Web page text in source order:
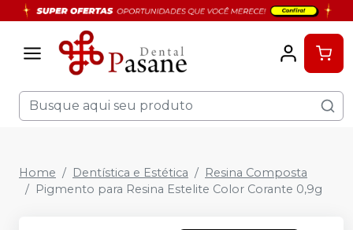
Home Dentística e Estética
Resina Composta
Pigmento para Resina Estelite Color Corante 0,9g